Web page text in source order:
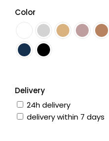
Color
Delivery
24h delivery
delivery within 7 days